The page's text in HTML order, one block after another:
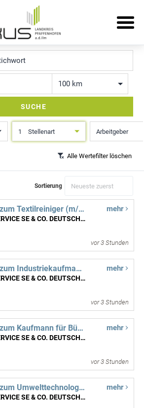
Entfernung
SUCHE
1 Stellenart Arbeitgeber
Alle Wertefilter löschen
Sortierung
Auszubildende zum Textilreiniger (m/w/d) ab September 2027
MEWA TEXTIL-SERVICE SE & CO. DEUTSCHLAND OHG
mehr
vor 3 Stunden
Auszubildende zum Industriekaufmann (m/w/d) ab September 2027
MEWA TEXTIL-SERVICE SE & CO. DEUTSCHLAND OHG
mehr
vor 3 Stunden
Auszubildende zum Kaufmann für Büromanagement (m/w/d) ab September 2027
MEWA TEXTIL-SERVICE SE & CO. DEUTSCHLAND OHG
mehr
vor 3 Stunden
Auszubildende zum Umwelttechnologen für Abwasserbewirtschaftung (m/w/d) ab September 2027
MEWA TEXTIL-SERVICE SE & CO. DEUTSCHLAND OHG
mehr